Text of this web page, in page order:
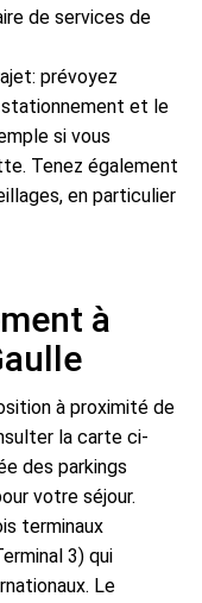
de services de
prévoyez
et le
si vous
Tenez également
en particulier
à
à proximité de
la carte ci-
des parkings
votre séjour.
terminaux
3) qui
Le